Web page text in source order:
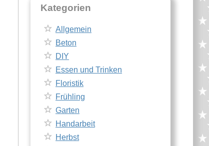
Kategorien
Allgemein
Beton
DIY
Essen und Trinken
Floristik
Frühling
Garten
Handarbeit
Herbst